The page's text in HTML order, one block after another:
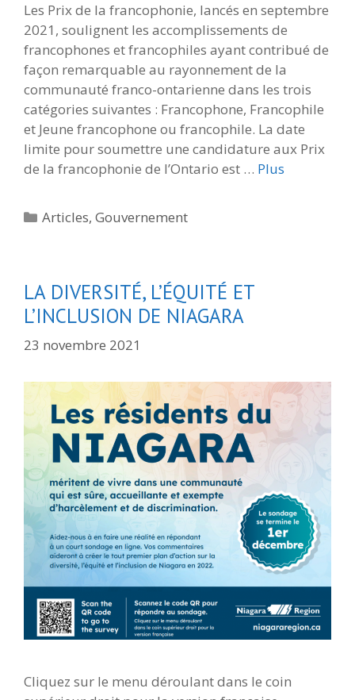
Les Prix de la francophonie, lancés en septembre
2021, soulignent les accomplissements de
francophones et francophiles ayant contribué de
façon remarquable au rayonnement de la
communauté franco-ontarienne dans les trois
catégories suivantes : Francophone, Francophile
et Jeune francophone ou francophile. La date
limite pour soumettre une candidature aux Prix
de la francophonie de l’Ontario est … Plus
Catégories
Articles,Gouvernement
LA DIVERSITÉ, L’ÉQUITÉ ET
L’INCLUSION DE NIAGARA
23 novembre 2021
Cliquez sur le menu déroulant dans le coin